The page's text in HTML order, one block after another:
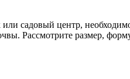
садовый центр,
Рассмотрите размер,